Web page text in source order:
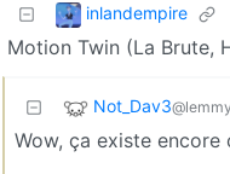
inlandempire
Motion Twin (La Brute,
Not_Dav3
Wow, ça existe encore